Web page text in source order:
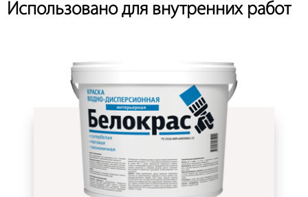
Использовано для внутренних работ